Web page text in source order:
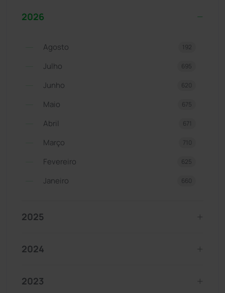
2026
Agosto 192
Julho 695
Junho 620
Maio 675
Abril 671
Março 710
Fevereiro 625
Janeiro 660
2025
2024
2023